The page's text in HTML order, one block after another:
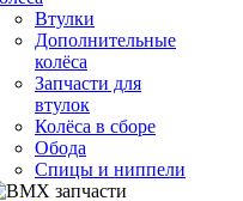
Втулки
Дополнительные
колёса
Запчасти для
втулок
Колёса в сборе
Обода
Спицы и ниппели